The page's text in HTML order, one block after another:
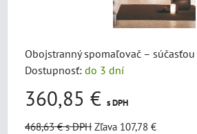
Obojstranný spomaľovač –
Dostupnosť: do 3 dní
360,85 € s DPH
468,63 €s DPH Zľava 107,78 €